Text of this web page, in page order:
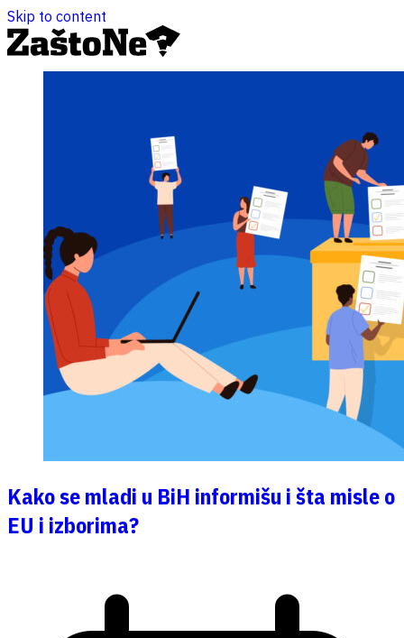
Skip to content
Kako se mladi u BiH informišu i šta misle o
EU i izborima?